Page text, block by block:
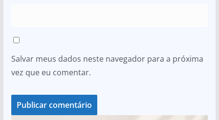
Salvar meus dados neste navegador para a próxima
vez que eu comentar.